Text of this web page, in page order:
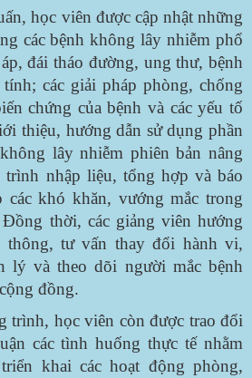
học viên được cập nhật những
các bệnh không lây nhiễm phổ
đái tháo đường, ung thư, bệnh
các giải pháp phòng, chống
chứng của bệnh và các yếu tố
thiệu, hướng dẫn sử dụng phần
lây nhiễm phiên bản nâng
trình nhập liệu, tổng hợp và báo
các khó khăn, vướng mắc trong
thời, các giảng viên hướng
thông, tư vấn thay đổi hành vi,
lý và theo dõi người mắc bệnh
đồng.
trình, học viên còn được trao đổi
các tình huống thực tế nhằm
khai các hoạt động phòng,